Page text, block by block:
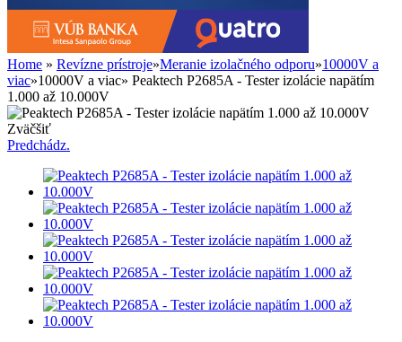
Home » Revízne prístroje»Meranie izolačného odporu»10000V a
viac»10000V a viac» Peaktech P2685A - Tester izolácie napätím
1.000 až 10.000V
Zväčšiť
Predchádz.